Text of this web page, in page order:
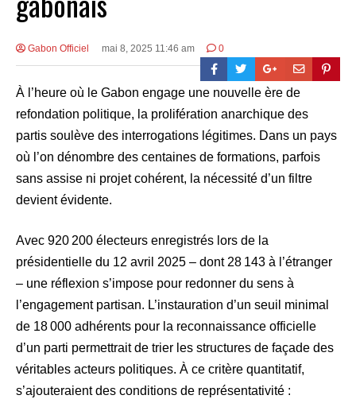
Gabon Officiel mai 8, 2025 11:46 am 0
À l’heure où le Gabon engage une nouvelle ère de
refondation politique, la prolifération anarchique des
partis soulève des interrogations légitimes. Dans un pays
où l’on dénombre des centaines de formations, parfois
sans assise ni projet cohérent, la nécessité d’un filtre
devient évidente.
Avec 920 200 électeurs enregistrés lors de la
présidentielle du 12 avril 2025 – dont 28 143 à l’étranger
– une réflexion s’impose pour redonner du sens à
l’engagement partisan. L’instauration d’un seuil minimal
de 18 000 adhérents pour la reconnaissance officielle
d’un parti permettrait de trier les structures de façade des
véritables acteurs politiques. À ce critère quantitatif,
s’ajouteraient des conditions de représentativité :